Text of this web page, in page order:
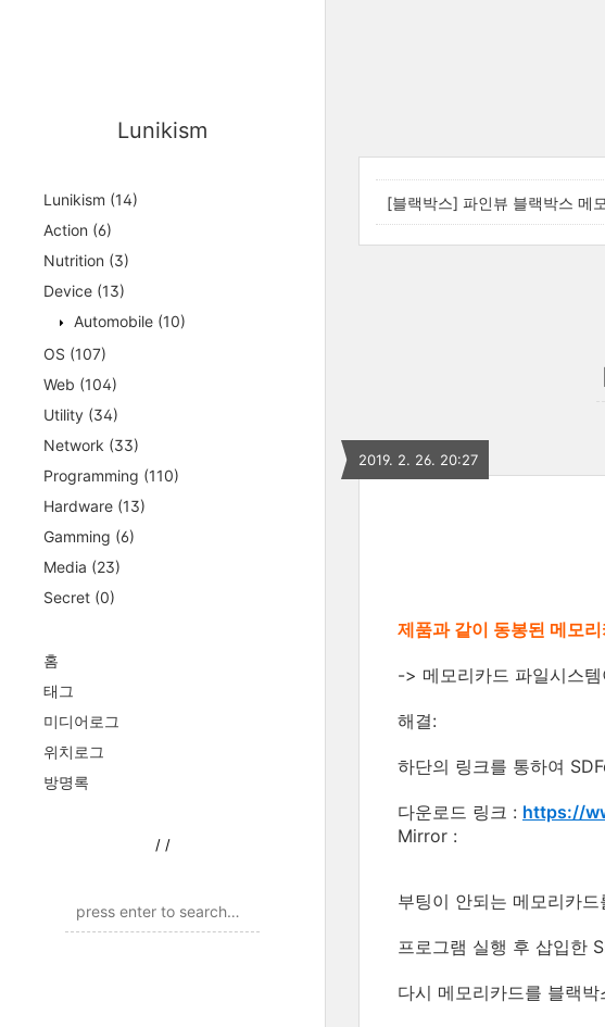
Lunikism
Lunikism (14)
Action (6)
Nutrition (3)
Device (13)
Automobile (10)
OS (107)
Web (104)
Utility (34)
Network (33)
Programming (110)
Hardware (13)
Gamming (6)
Media (23)
Secret (0)
홈
태그
미디어로그
위치로그
방명록
/ /
[블랙박스] 파인뷰 블랙박스 메
2019. 2. 26. 20:27
제품과 같이 동봉된 메모
-> 메모리카드 파일시스
해결:
하단의 링크를 통하여
다운로드 링크 : https://
Mirror :
부팅이 안되는 메모리카
프로그램 실행 후 삽입한
다시 메모리카드를 블랙